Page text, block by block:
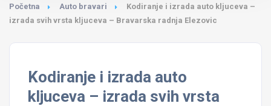
Početna Auto bravari
Kodiranje i izrada auto kljuceva –
izrada svih vrsta kljuceva – Bravarska radnja Elezovic
Kodiranje i izrada auto
kljuceva – izrada svih vrsta